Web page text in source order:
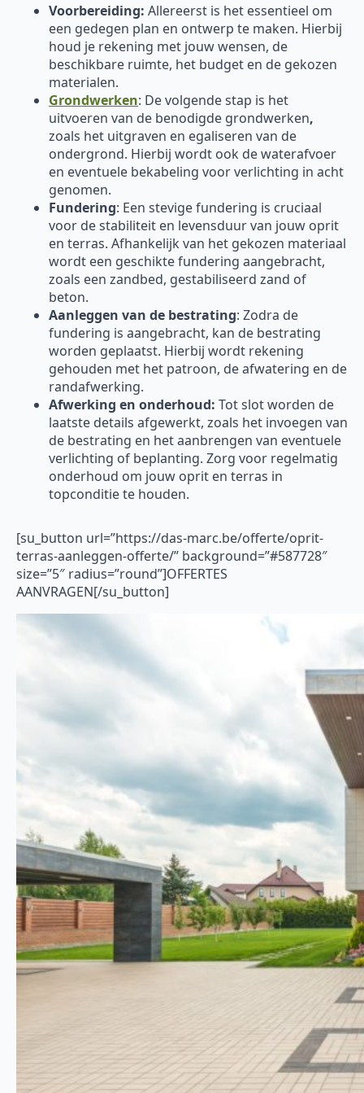
Voorbereiding: Allereerst is het essentieel om
een gedegen plan en ontwerp te maken. Hierbij
houd je rekening met jouw wensen, de
beschikbare ruimte, het budget en de gekozen
materialen.
Grondwerken: De volgende stap is het
uitvoeren van de benodigde grondwerken,
zoals het uitgraven en egaliseren van de
ondergrond. Hierbij wordt ook de waterafvoer
en eventuele bekabeling voor verlichting in acht
genomen.
Fundering: Een stevige fundering is cruciaal
voor de stabiliteit en levensduur van jouw oprit
en terras. Afhankelijk van het gekozen materiaal
wordt een geschikte fundering aangebracht,
zoals een zandbed, gestabiliseerd zand of
beton.
Aanleggen van de bestrating: Zodra de
fundering is aangebracht, kan de bestrating
worden geplaatst. Hierbij wordt rekening
gehouden met het patroon, de afwatering en de
randafwerking.
Afwerking en onderhoud: Tot slot worden de
laatste details afgewerkt, zoals het invoegen van
de bestrating en het aanbrengen van eventuele
verlichting of beplanting. Zorg voor regelmatig
onderhoud om jouw oprit en terras in
topconditie te houden.
[su_button url=”https://das-marc.be/offerte/oprit-
terras-aanleggen-offerte/” background=”#587728″
size=”5″ radius=”round”]OFFERTES
AANVRAGEN[/su_button]